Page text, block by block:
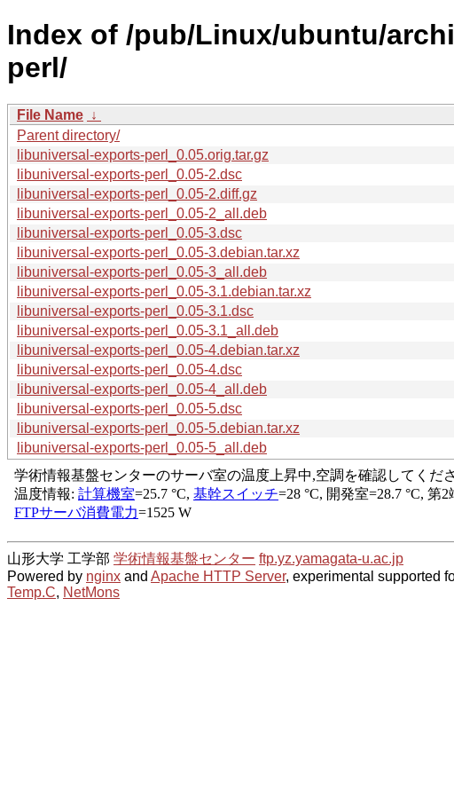
Index of /pub/Linux/ubuntu/
perl/
File Name ↓
Parent directory/
libuniversal-exports-perl_0.05.orig.tar.gz
libuniversal-exports-perl_0.05-2.dsc
libuniversal-exports-perl_0.05-2.diff.gz
libuniversal-exports-perl_0.05-2_all.deb
libuniversal-exports-perl_0.05-3.dsc
libuniversal-exports-perl_0.05-3.debian.tar.xz
libuniversal-exports-perl_0.05-3_all.deb
libuniversal-exports-perl_0.05-3.1.debian.tar.xz
libuniversal-exports-perl_0.05-3.1.dsc
libuniversal-exports-perl_0.05-3.1_all.deb
libuniversal-exports-perl_0.05-4.debian.tar.xz
libuniversal-exports-perl_0.05-4.dsc
libuniversal-exports-perl_0.05-4_all.deb
libuniversal-exports-perl_0.05-5.dsc
libuniversal-exports-perl_0.05-5.debian.tar.xz
libuniversal-exports-perl_0.05-5_all.deb
山形大学 工学部 学術情報基盤センター ftp.yz.yamagata-u.ac.jp
Powered by nginx and Apache HTTP Server, experimental supported
Temp.C, NetMons